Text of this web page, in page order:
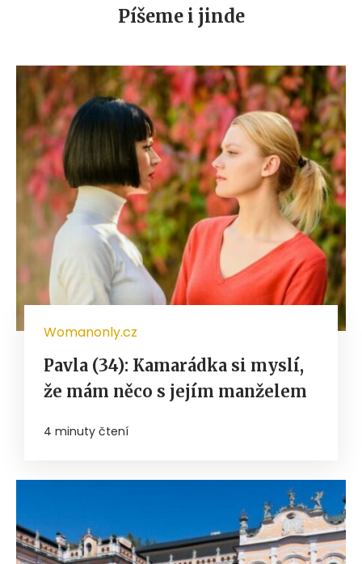
Píšeme i jinde
Womanonly.cz
Pavla (34): Kamarádka si myslí,
že mám něco s jejím manželem
4 minuty čtení